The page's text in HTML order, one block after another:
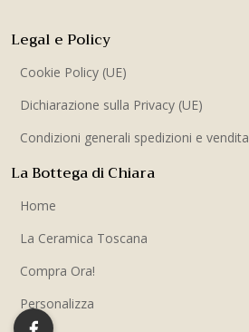
La Bottega di Chiara
Home
La Ceramica Toscana
Compra Ora!
Personalizza
Legal e Policy
Cookie Policy (UE)
Dichiarazione sulla Privacy (UE)
Condizioni generali spedizioni e vendita